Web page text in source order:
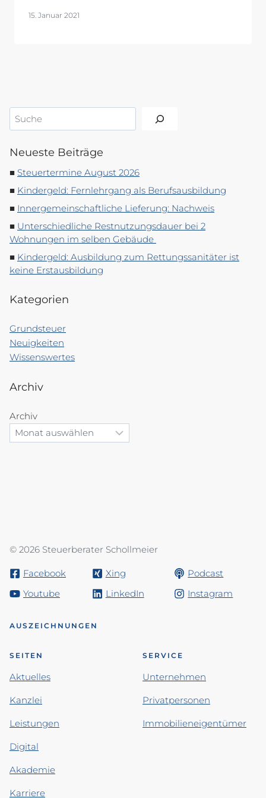
15. Januar 2021
Suchen
Neueste Beiträge
Steuertermine August 2026
Kindergeld: Fernlehrgang als Berufsausbildung
Innergemeinschaftliche Lieferung: Nachweis
Unterschiedliche Restnutzungsdauer bei 2
Wohnungen im selben Gebäude
Kindergeld: Ausbildung zum Rettungssanitäter ist
keine Erstausbildung
Kategorien
Grundsteuer
Neuigkeiten
Wissenswertes
Archiv
Archiv
© 2026 Steuerberater Schollmeier
Facebook Xing
Podcast
Youtube
LinkedIn Instagram
AUSZEICHNUNGEN
SEITEN
Aktuelles
Kanzlei
Leistungen
Digital
Akademie
Karriere
SERVICE
Unternehmen
Privatpersonen
Immobilieneigentümer